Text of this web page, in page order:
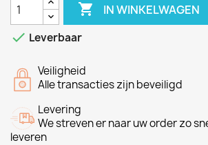
 IN WINKELWAGEN
 Leverbaar
Veiligheid
Alle transacties zijn beveiligd
Levering
We streven er naar uw order zo
leveren